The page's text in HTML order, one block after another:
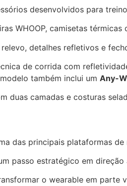
desenvolvidos para
WHOOP, camisetas
detalhes refletivos e
de corrida com
também inclui um Any-
duas camadas e costuras
das principais plataformas
passo estratégico em
o wearable em parte